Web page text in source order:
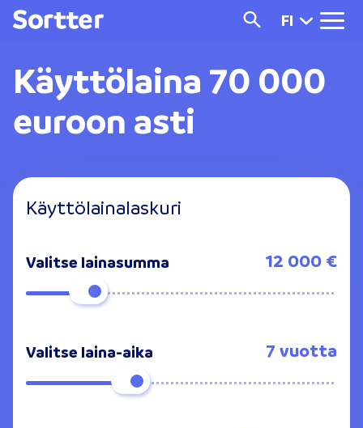
FI
Käyttölaina 70 000
euroon asti
Käyttölainalaskuri
Valitse lainasumma 12 000 €
Valitse laina-aika 7 vuotta